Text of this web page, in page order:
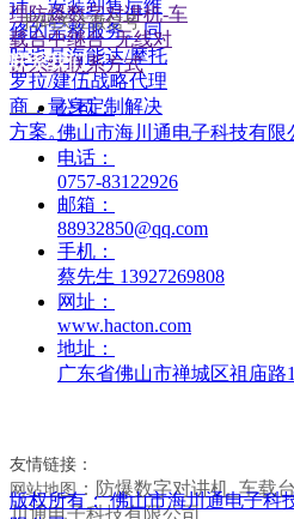
扫码关注微信号
联系我们
——
公司：
佛山市海川通电子科技有限
电话：
0757-83122926
邮箱：
88932850@qq.com
手机：
蔡先生 13927269808
网址：
www.hacton.com
地址：
广东省佛山市禅城区祖庙路
友情链接：
网站地图： 防爆数字对讲机_车载
川通电子科技有限公司
版权所有： 佛山市海川通电子科